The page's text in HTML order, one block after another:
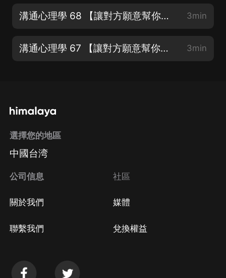
溝通心理學 68 【讓對方願意幫你的心理戰術】激將法里的心理攻防術 3min
溝通心理學 67 【讓對方願意幫你的心理戰術】他人之口問出的真言 3min
選擇您的地區
中國台湾
公司信息
關於我們
聯繫我們
社區
媒體
兌換權益